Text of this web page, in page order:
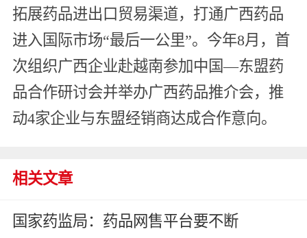
拓展药品进出口贸易渠道，打通广西药品
进入国际市场“最后一公里”。今年8月，首
次组织广西企业赴越南参加中国—东盟药
品合作研讨会并举办广西药品推介会，推
动4家企业与东盟经销商达成合作意向。
相关文章
国家药监局：药品网售平台要不断